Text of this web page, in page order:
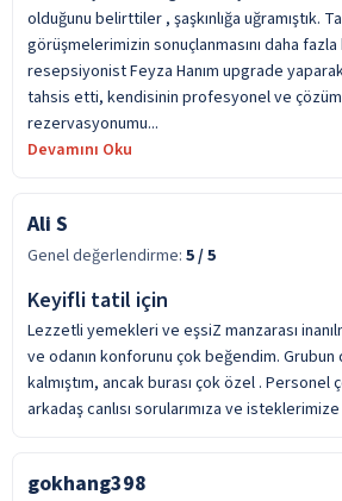
olduğunu belirttiler , şaşkınlığa uğramıştık.
görüşmelerimizin sonuçlanmasını daha
resepsiyonist Feyza Hanım upgrade
tahsis etti, kendisinin profesyonel ve çözüm
rezervasyonumu...
Devamını Oku
Ali S
Genel değerlendirme: 5/ 5
Keyifli tatil için
Lezzetli yemekleri ve eşsiZ manzarası
ve odanın konforunu çok beğendim.
kalmıştım, ancak burası çok özel . Personel
arkadaş canlısı sorularımıza ve
gokhang398